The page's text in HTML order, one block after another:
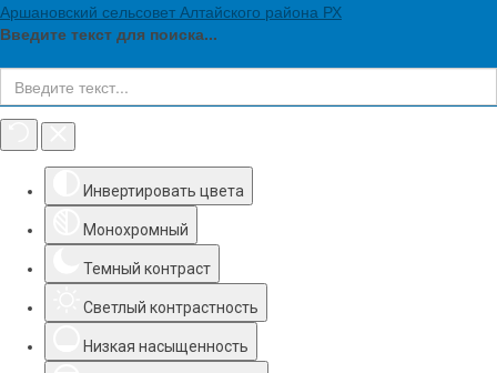
Инструменты доступности
Инвертировать цвета
Монохромный
Темный контраст
Светлый контрастность
Низкая насыщенность
Аршановский сельсовет Алтайского района РХ
Введите текст для поиска...